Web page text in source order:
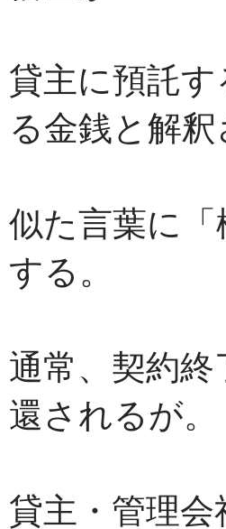
貸主に預託
る金銭と解釈
似た言葉に
する。
通常、契約
還されるが。
貸主・管理